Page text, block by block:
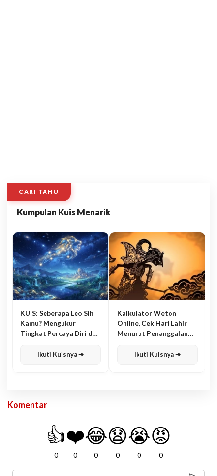
CARI TAHU
Kumpulan Kuis Menarik
KUIS: Seberapa Leo Sih
Kamu? Mengukur
Tingkat Percaya Diri dan
Ikuti Kuisnya ➔
Kalkulator Weton
Online, Cek Hari Lahir
Menurut Penanggalan
Ikuti Kuisnya ➔
Komentar
👍
0
❤️
0
😂
0
😧
0
😭
0
😡
0